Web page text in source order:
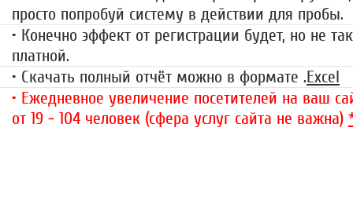
просто попробуй систему в действии для пробы.
• Конечно эффект от регистрации будет, но не
платной.
• Скачать полный отчёт можно в формате .Excel
• Ежедневное увеличение посетителей на ваш
от 19 - 104 человек (сфера услуг сайта не важна)